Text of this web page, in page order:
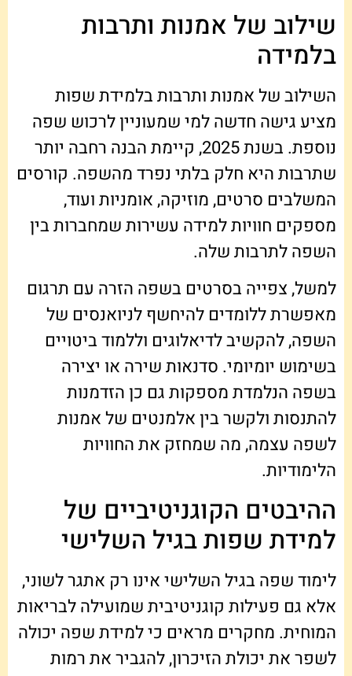
שילוב של אמנות ותרבות
בלמידה
השילוב של אמנות ותרבות בלמידת שפות
מציע גישה חדשה למי שמעוניין לרכוש שפה
נוספת. בשנת 2025, קיימת הבנה רחבה יותר
שתרבות היא חלק בלתי נפרד מהשפה. קורסים
המשלבים סרטים, מוזיקה, אומניות ועוד,
מספקים חוויות למידה עשירות שמחברות בין
השפה לתרבות שלה.
למשל, צפייה בסרטים בשפה הזרה עם תרגום
מאפשרת ללומדים להיחשף לניואנסים של
השפה, להקשיב לדיאלוגים וללמוד ביטויים
בשימוש יומיומי. סדנאות שירה או יצירה
בשפה הנלמדת מספקות גם כן הזדמנות
להתנסות ולקשר בין אלמנטים של אמנות
לשפה עצמה, מה שמחזק את החוויות
הלימודיות.
ההיבטים הקוגניטיביים של
למידת שפות בגיל השלישי
לימוד שפה בגיל השלישי אינו רק אתגר לשוני,
אלא גם פעילות קוגניטיבית שמועילה לבריאות
המוחית. מחקרים מראים כי למידת שפה יכולה
לשפר את יכולת הזיכרון, להגביר את רמות